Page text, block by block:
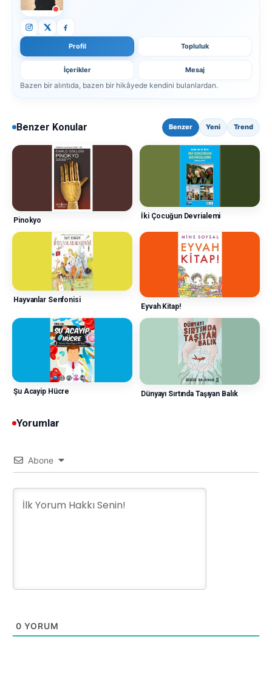
Profil Topluluk
İçerikler Mesaj
Bazen bir alıntıda, bazen bir hikâyede kendini bulanlardan.
Benzer Konular Benzer Yeni Trend
Pinokyo İki Çocuğun Devrialemi
Hayvanlar Senfonisi
Eyvah Kitap!
Şu Acayip Hücre Dünyayı Sırtında Taşıyan Balık
Yorumlar
Abone
0 YORUM